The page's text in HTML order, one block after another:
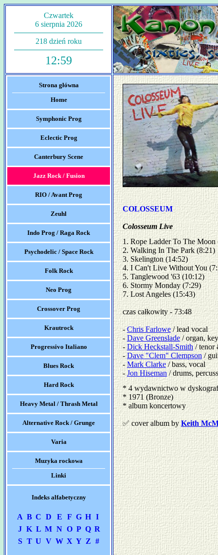
Czwartek
6 sierpnia 2026
218 dzień roku
12:59
Strona główna
Home
Symphonic Prog
Eclectic Prog
Canterbury Scene
Jazz Rock / Fusion
RIO / Avant Prog
Zeuhl
Indo Prog / Raga Rock
Psychodelic / Space Rock
Folk Rock
Neo Prog
Crossover Prog
Krautrock
Progressivo Italiano
Blues Rock
Hard Rock
Heavy Metal / Thrash Metal
Alternative Rock / Grunge
Varia
Muzyka rockowa
Linki
Indeks alfabetyczny
A B C D E F G H I
J K L M N O P Q R
S T U V W X Y Z #
COLOSSEUM
Colosseum Live
1. Rope Ladder To The
2. Walking In The Park (8:21)
3. Skelington (14:52)
4. I Can't Live Without You
5. Tanglewood '63 (10:12)
6. Stormy Monday (7:29)
7. Lost Angeles (15:43)
czas całkowity - 73:48
- Chris Farlowe / lead vocal
- Dave Greenslade / organ,
- Dick Heckstall-Smith / tenor
- Dave "Clem" Clempson /
- Mark Clarke / bass, vocal
- Jon Hiseman / drums,
* 4 wydawnictwo w
* 1971 (Bronze)
* album koncertowy
✅ cover album byKeith